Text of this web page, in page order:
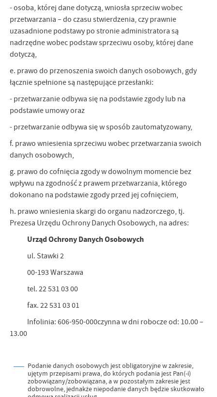
- osoba, której dane dotyczą, wniosła sprzeciw wobec
przetwarzania – do czasu stwierdzenia, czy prawnie
uzasadnione podstawy po stronie administratora są
nadrzędne wobec podstaw sprzeciwu osoby, której dane
dotyczą,
e. prawo do przenoszenia swoich danych osobowych, gdy
łącznie spełnione są następujące przesłanki:
- przetwarzanie odbywa się na podstawie zgody lub na
podstawie umowy oraz
- przetwarzanie odbywa się w sposób zautomatyzowany,
f. prawo wniesienia sprzeciwu wobec przetwarzania swoich
danych osobowych,
g. prawo do cofnięcia zgody w dowolnym momencie bez
wpływu na zgodność z prawem przetwarzania, którego
dokonano na podstawie zgody przed jej cofnięciem,
h. prawo wniesienia skargi do organu nadzorczego, tj.
Prezesa Urzędu Ochrony Danych Osobowych, na adres:
Urząd Ochrony Danych Osobowych
ul. Stawki 2
00-193 Warszawa
tel. 22 531 03 00
fax. 22 531 03 01
Infolinia: 606-950-000czynna w dni robocze od: 10.00 –
13.00
Podanie danych osobowych jest obligatoryjne w zakresie,
ujętym przepisami prawa, do których podania jest Pan(-i)
zobowiązany/zobowiązana, a w pozostałym zakresie jest
dobrowolne, jednakże niepodanie danych będzie skutkowało